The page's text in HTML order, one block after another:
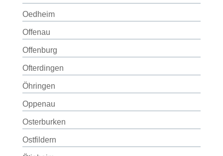
Oedheim
Offenau
Offenburg
Ofterdingen
Öhringen
Oppenau
Osterburken
Ostfildern